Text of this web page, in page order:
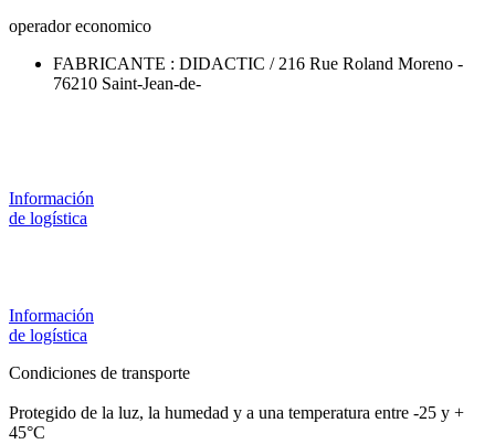
operador economico
FABRICANTE : DIDACTIC / 216 Rue Roland Moreno -
76210 Saint-Jean-de-
Información
de logística
Información
de logística
Condiciones de transporte
Protegido de la luz, la humedad y a una temperatura entre -25 y +
45°C